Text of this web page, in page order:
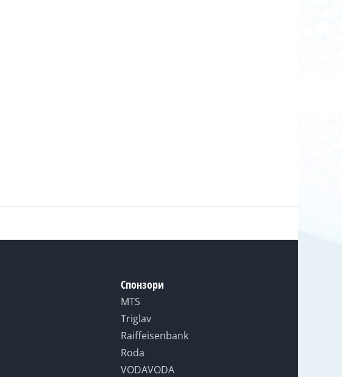
Спонзори
MTS
Triglav
Raiffeisenbank
Roda
VODAVODA